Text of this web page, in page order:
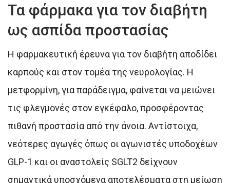
Τα φάρμακα για τον διαβήτη
ως ασπίδα προστασίας
Η φαρμακευτική έρευνα για τον διαβήτη αποδίδει
καρπούς και στον τομέα της νευρολογίας. Η
μετφορμίνη, για παράδειγμα, φαίνεται να μειώνει
τις φλεγμονές στον εγκέφαλο, προσφέροντας
πιθανή προστασία από την άνοια. Αντίστοιχα,
νεότερες αγωγές όπως οι αγωνιστές υποδοχέων
GLP-1 και οι αναστολείς SGLT2 δείχνουν
σημαντικά υποσχόμενα αποτελέσματα στη μείωση